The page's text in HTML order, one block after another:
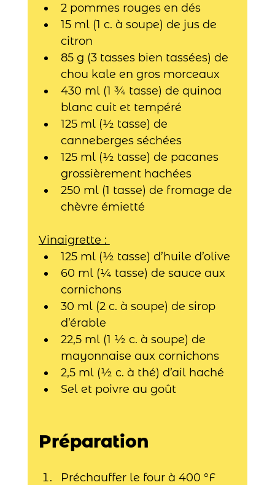
2 pommes rouges en dés
15 ml (1 c. à soupe) de jus de
citron
85 g (3 tasses bien tassées) de
chou kale en gros morceaux
430 ml (1 ¾ tasse) de quinoa
blanc cuit et tempéré
125 ml (½ tasse) de
canneberges séchées
125 ml (½ tasse) de pacanes
grossièrement hachées
250 ml (1 tasse) de fromage de
chèvre émietté
Vinaigrette :
125 ml (½ tasse) d’huile d’olive
60 ml (¼ tasse) de sauce aux
cornichons
30 ml (2 c. à soupe) de sirop
d’érable
22,5 ml (1 ½ c. à soupe) de
mayonnaise aux cornichons
2,5 ml (½ c. à thé) d’ail haché
Sel et poivre au goût​
Préparation
Préchauffer le four à 400 °F